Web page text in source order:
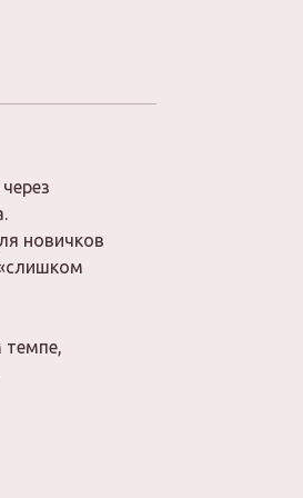
новичков
темпе,